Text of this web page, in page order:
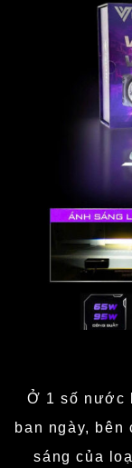
Ở 1 số nước
ban ngày, bên
sáng của